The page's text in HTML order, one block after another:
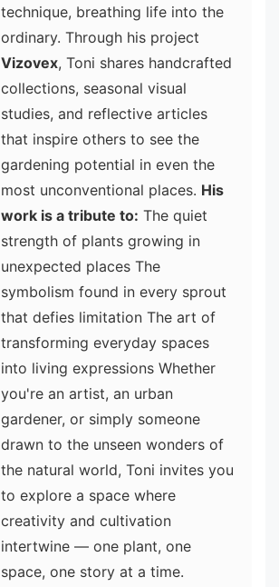
technique, breathing life into the
ordinary. Through his project
Vizovex, Toni shares handcrafted
collections, seasonal visual
studies, and reflective articles
that inspire others to see the
gardening potential in even the
most unconventional places. His
work is a tribute to: The quiet
strength of plants growing in
unexpected places The
symbolism found in every sprout
that defies limitation The art of
transforming everyday spaces
into living expressions Whether
you're an artist, an urban
gardener, or simply someone
drawn to the unseen wonders of
the natural world, Toni invites you
to explore a space where
creativity and cultivation
intertwine — one plant, one
space, one story at a time.